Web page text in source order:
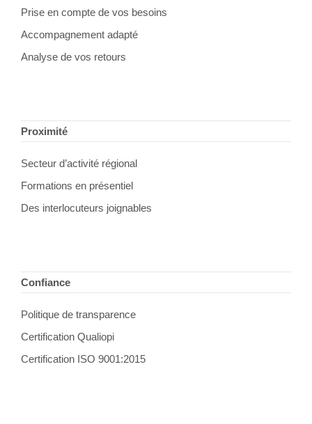
Prise en compte de vos besoins
Accompagnement adapté
Analyse de vos retours
Proximité
Secteur d’activité régional
Formations en présentiel
Des interlocuteurs joignables
Confiance
Politique de transparence
Certification Qualiopi
Certification ISO 9001:2015